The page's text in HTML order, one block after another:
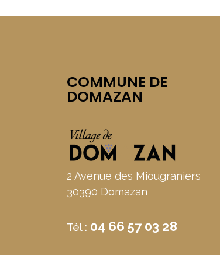
COMMUNE DE
DOMAZAN
2 Avenue des Miougraniers
30390 Domazan
Tél : 04 66 57 03 28